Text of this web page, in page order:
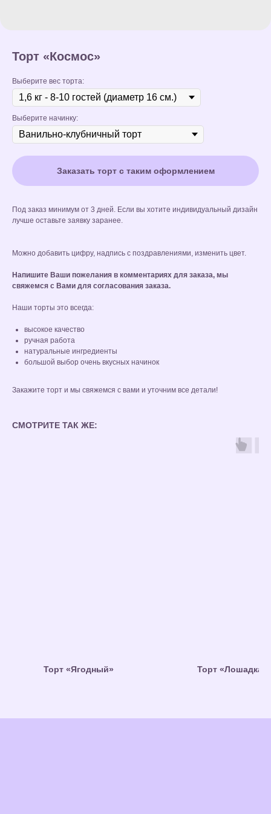
Торт «Космос»
Выберите вес торта:
Выберите начинку:
Заказать торт с таким оформлением
Под заказ минимум от 3 дней. Если вы хотите индивидуальный дизайн
лучше оставьте заявку заранее.
Можно добавить цифру, надпись с поздравлениями, изменить цвет.
Напишите Ваши пожелания в комментариях для заказа, мы
свяжемся с Вами для согласования заказа.
Наши торты это всегда:
высокое качество
ручная работа
натуральные ингредиенты
большой выбор очень вкусных начинок
Закажите торт и мы свяжемся с вами и уточним все детали!
СМОТРИТЕ ТАК ЖЕ:
Торт «Ягодный» Торт «Лошадка